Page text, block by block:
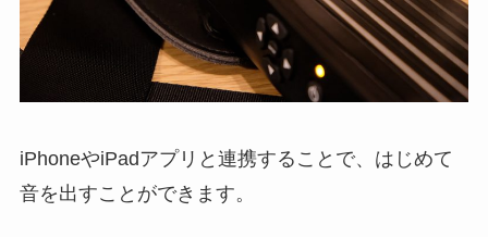
iPhoneやiPadアプリと連携することで、はじめて
音を出すことができます。